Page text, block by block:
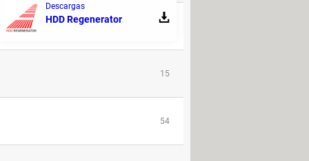
139
15
54
Descargas
HDD Regenerator